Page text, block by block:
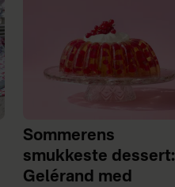
Sommerens
smukkeste dessert:
Gelérand med